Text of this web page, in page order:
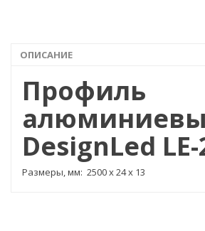
Максимальная мощность ленты, Вт/м 14.5
Ширина встройки, мм 15
Глубина встройки, мм 12
Длина, мм 2500
ОПИСАНИЕ
Профиль
DesignLed
Размеры, мм: 2500 х 24 х 13